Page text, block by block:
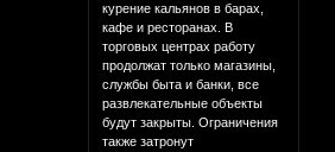
курение кальянов в барах,
кафе и ресторанах. В
торговых центрах работу
продолжат только магазины,
службы быта и банки, все
развлекательные объекты
будут закрыты. Ограничения
также затронут